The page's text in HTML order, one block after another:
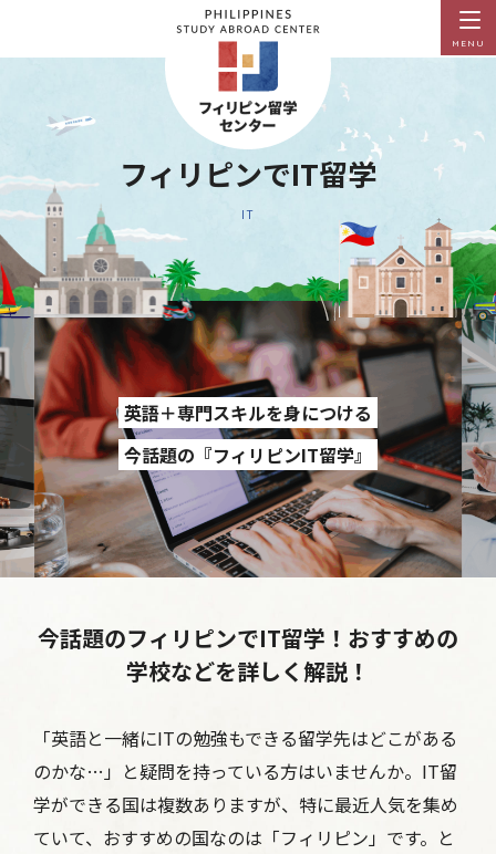
MENU
フィリピンでIT留学
IT
英語＋専門スキルを身につける
今話題の『フィリピンIT留学』
今話題のフィリピンでIT留学！おすすめの
学校などを詳しく解説！
「英語と一緒にITの勉強もできる留学先はどこがある
のかな…」と疑問を持っている方はいませんか。IT留
学ができる国は複数ありますが、特に最近人気を集め
ていて、おすすめの国なのは「フィリピン」です。と